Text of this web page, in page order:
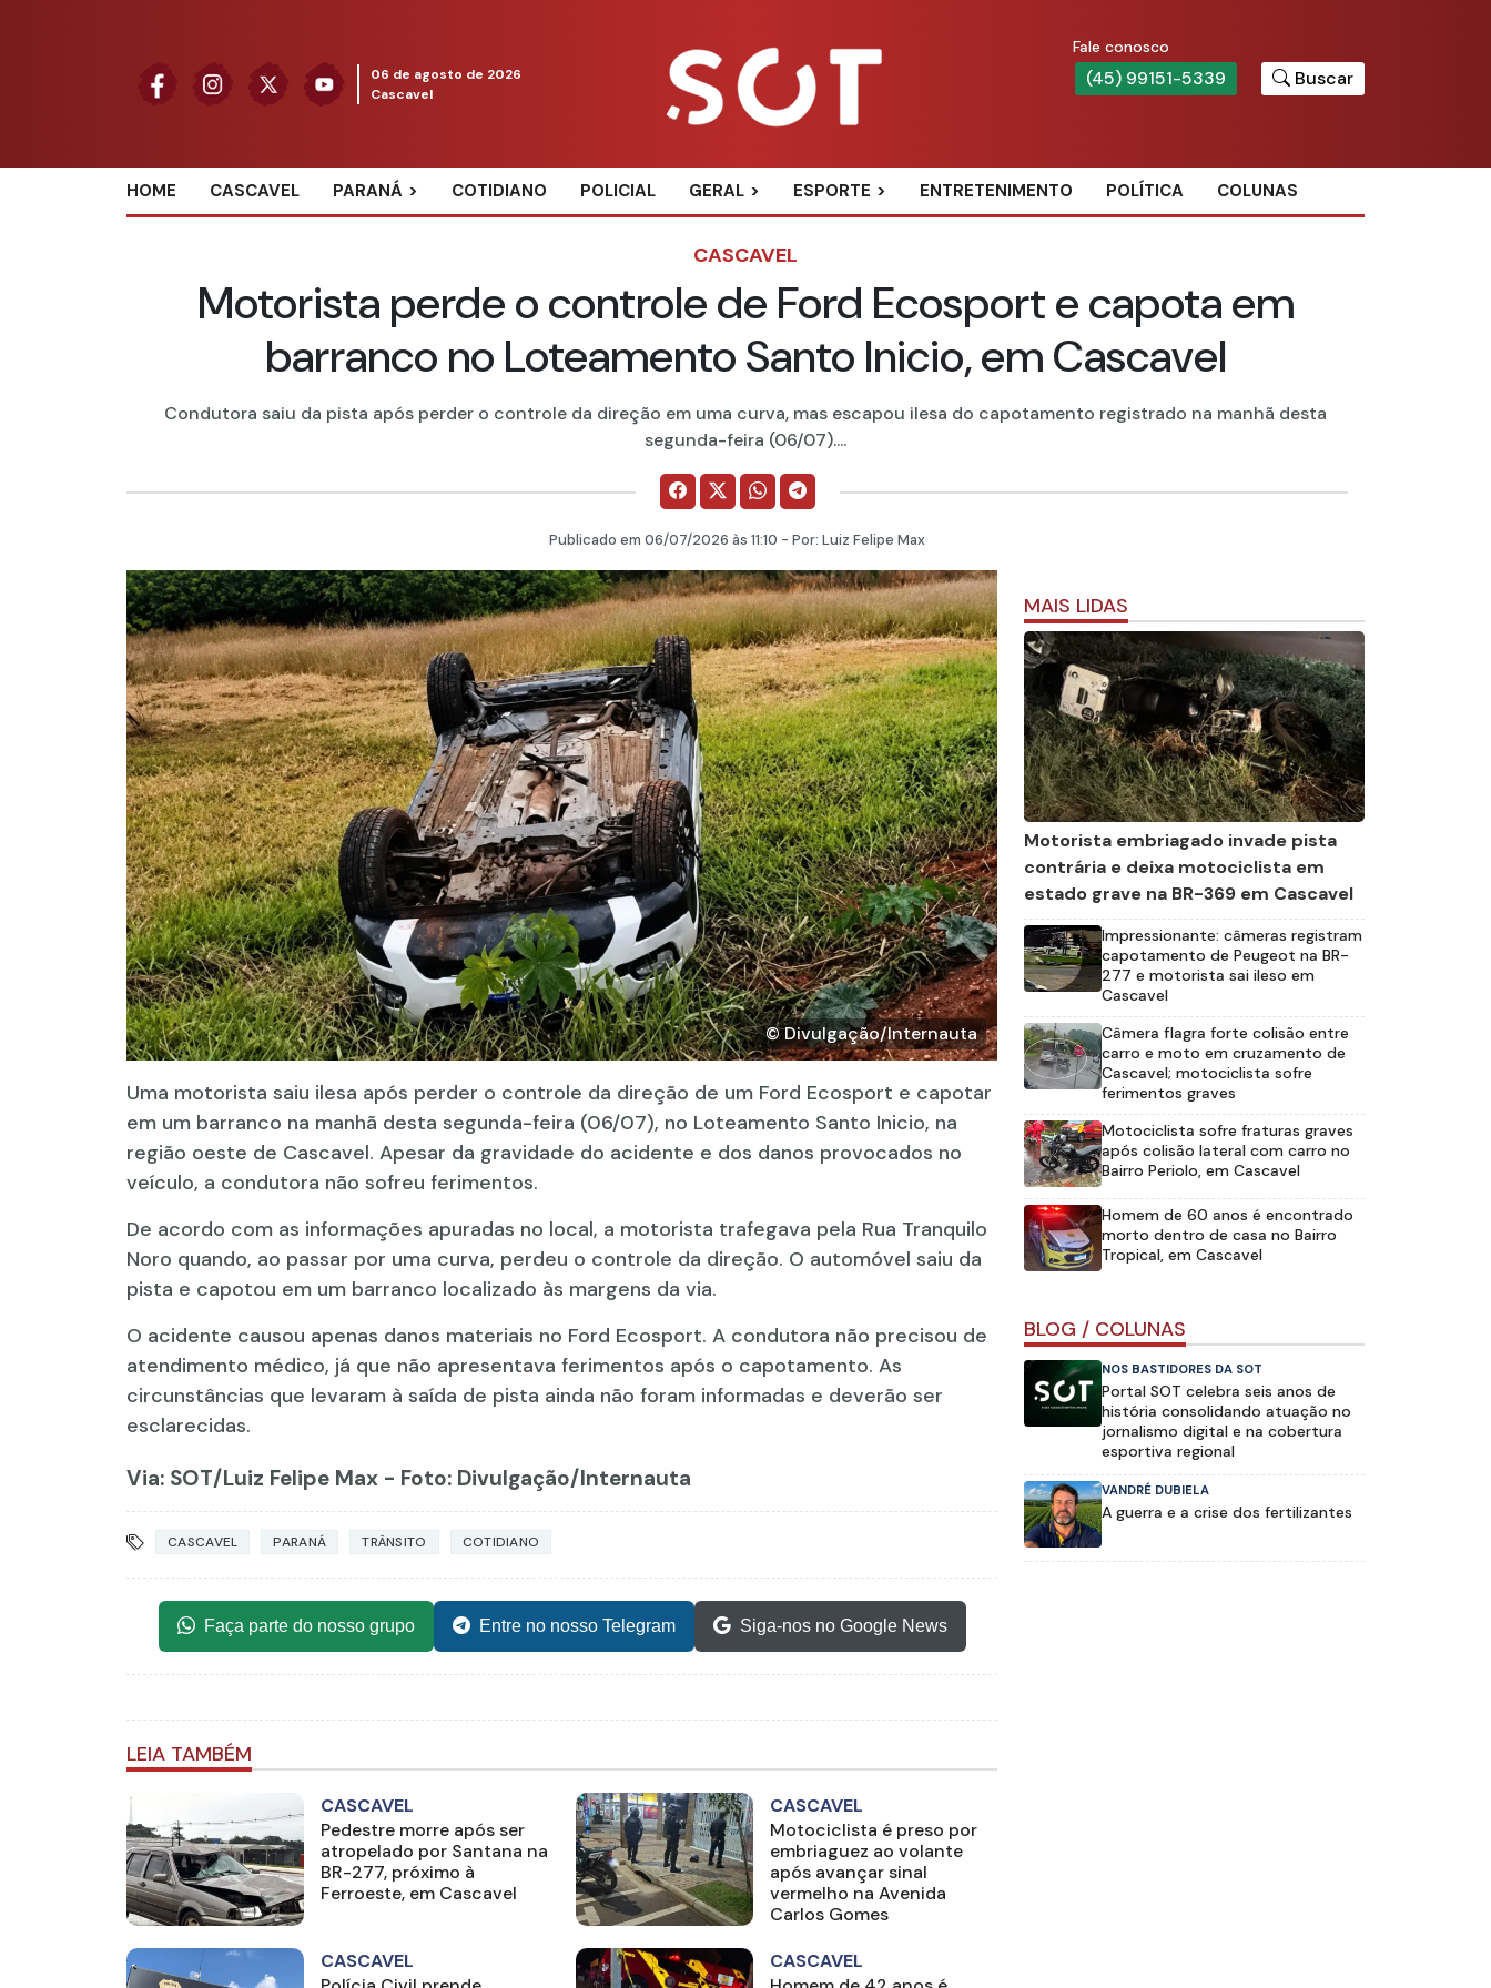
06 de agosto de 2026
Cascavel
Fale conosco
(45) 99151-5339 Buscar
HOME CASCAVEL PARANÁ COTIDIANO POLICIAL GERAL ESPORTE ENTRETENIMENTO POLÍTICA COLUNAS
CASCAVEL
Motorista perde o controle de Ford Ecosport e capota em
barranco no Loteamento Santo Inicio, em Cascavel
Condutora saiu da pista após perder o controle da direção em uma curva, mas escapou ilesa do capotamento registrado na manhã desta
segunda-feira (06/07)....
Publicado em 06/07/2026 às 11:10 - Por: Luiz Felipe Max
© Divulgação/Internauta
Uma motorista saiu ilesa após perder o controle da direção de um Ford Ecosport e capotar
em um barranco na manhã desta segunda-feira (06/07), no Loteamento Santo Inicio, na
região oeste de Cascavel. Apesar da gravidade do acidente e dos danos provocados no
veículo, a condutora não sofreu ferimentos.
De acordo com as informações apuradas no local, a motorista trafegava pela Rua Tranquilo
Noro quando, ao passar por uma curva, perdeu o controle da direção. O automóvel saiu da
pista e capotou em um barranco localizado às margens da via.
O acidente causou apenas danos materiais no Ford Ecosport. A condutora não precisou de
atendimento médico, já que não apresentava ferimentos após o capotamento. As
circunstâncias que levaram à saída de pista ainda não foram informadas e deverão ser
esclarecidas.
Via: SOT/Luiz Felipe Max - Foto: Divulgação/Internauta
CASCAVEL PARANÁ TRÂNSITO COTIDIANO
Faça parte do nosso grupo Entre no nosso Telegram Siga-nos no Google News
LEIA TAMBÉM
CASCAVEL
Pedestre morre após ser
atropelado por Santana na
BR-277, próximo à
Ferroeste, em Cascavel
CASCAVEL
Motociclista é preso por
embriaguez ao volante
após avançar sinal
vermelho na Avenida
Carlos Gomes
CASCAVEL
CASCAVEL
MAIS LIDAS
Motorista embriagado invade pista
contrária e deixa motociclista em
estado grave na BR-369 em Cascavel
Impressionante: câmeras registram
capotamento de Peugeot na BR-
277 e motorista sai ileso em
Cascavel
Câmera flagra forte colisão entre
carro e moto em cruzamento de
Cascavel; motociclista sofre
ferimentos graves
Motociclista sofre fraturas graves
após colisão lateral com carro no
Bairro Periolo, em Cascavel
Homem de 60 anos é encontrado
morto dentro de casa no Bairro
Tropical, em Cascavel
BLOG / COLUNAS
NOS BASTIDORES DA SOT
Portal SOT celebra seis anos de
história consolidando atuação no
jornalismo digital e na cobertura
esportiva regional
VANDRÉ DUBIELA
A guerra e a crise dos fertilizantes